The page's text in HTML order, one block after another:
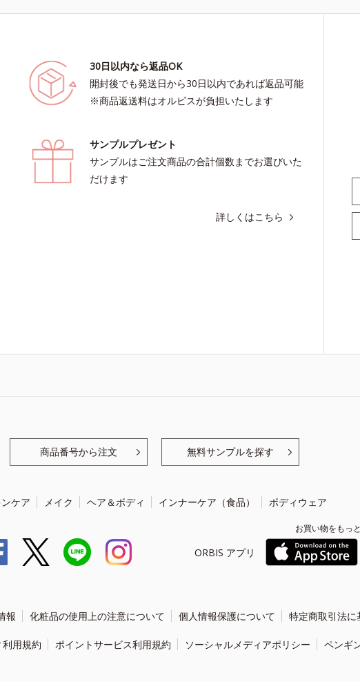
30日以内なら返品OK
開封後でも発送日から30日以内であれば返品可能
※商品返送料はオルビスが負担いたします
サンプルプレゼント
サンプルはご注文商品の合計個数までお選びいた
だけます
詳しくはこちら
商品番号から注文 無料サンプルを探す
ケア メイク ヘア＆ボディ インナーケア（食品） ボディウェア
ORBIS アプリ
お買い物をもっ
報 化粧品の使用上の注意について 個人情報保護について 特定商取引法に
用規約 ポイントサービス利用規約 ソーシャルメディアポリシー ペンギ